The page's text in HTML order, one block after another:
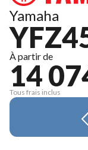
Yamaha
À partir de
14
Tous frais inclus